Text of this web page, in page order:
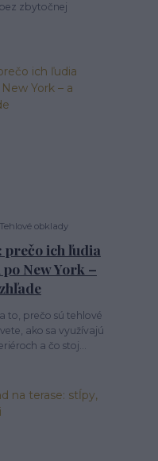
zbytočnej
Tehlové obklady
prečo ich ľudia
New York –
to, prečo sú tehlové
ako sa využívajú
a čo stoj...